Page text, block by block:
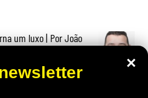
um luxo | Por João
| Por José Figueiredo
×